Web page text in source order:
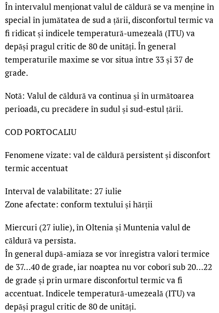
În intervalul menționat valul de căldură se va menține în
special în jumătatea de sud a țării, disconfortul termic va
fi ridicat și indicele temperatură-umezeală (ITU) va
depăși pragul critic de 80 de unități. În general
temperaturile maxime se vor situa între 33 și 37 de
grade.
Notă: Valul de căldură va continua și în următoarea
perioadă, cu precădere în sudul și sud-estul țării.
COD PORTOCALIU
Fenomene vizate: val de căldură persistent și disconfort
termic accentuat
Interval de valabilitate: 27 iulie
Zone afectate: conform textului și hărții
Miercuri (27 iulie), în Oltenia și Muntenia valul de
căldură va persista.
În general după-amiaza se vor înregistra valori termice
de 37…40 de grade, iar noaptea nu vor coborî sub 20…22
de grade și prin urmare disconfortul termic va fi
accentuat. Indicele temperatură-umezeală (ITU) va
depăși pragul critic de 80 de unități.